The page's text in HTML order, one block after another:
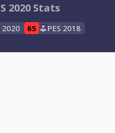
2020 Stats
2020 65 PES 2018